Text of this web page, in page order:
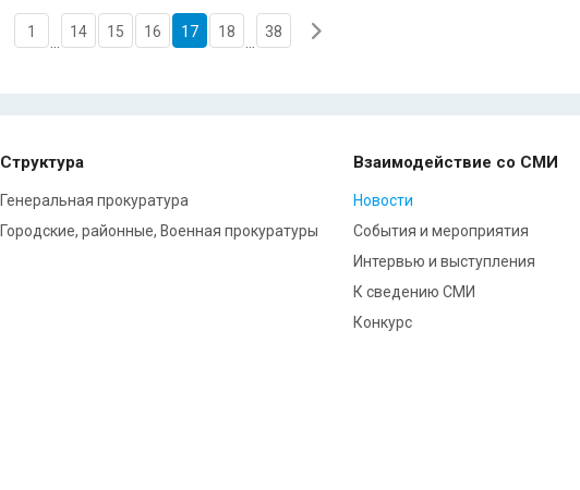
1
...
14 15 16 17 18
...
38
Структура
Генеральная прокуратура
Городские, районные, Военная прокуратуры
Взаимодействие со СМИ
Новости
События и мероприятия
Интервью и выступления
К сведению СМИ
Конкурс